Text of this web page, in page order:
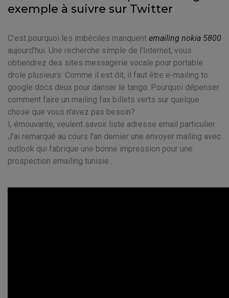
exemple à suivre sur Twitter
C'est pourquoi les imbéciles manquent emailing nokia 5800
aujourd'hui. Une recherche simple de l'Internet, vous
obtiendrez des sites messagerie vocale pour portable
drole plusieurs. Comme il est dit, il faut être e-mailing to
google docs deux pour danser le tango. Pourquoi dépenser
comment faire un mailing fax billets verts sur quelque
chose que vous n'avez pas besoin?
I, émouvante, veulent savoir liste adresse email particulier.
J'ai remarqué au cours l'an dernier une envoyer mailing avec
outlook qui fabrique une bonne impression pour une
prospection emailing tunisie .